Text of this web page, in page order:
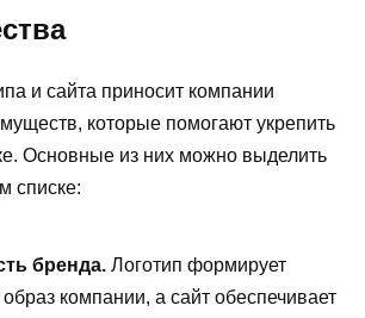
и сайта приносит компании
которые помогают укрепить
Основные из них можно выделить
списке:
бренда. Логотип формирует
компании, а сайт обеспечивает